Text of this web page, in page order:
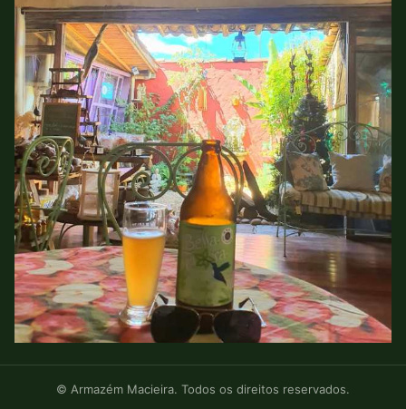
© Armazém Macieira. Todos os direitos reservados.